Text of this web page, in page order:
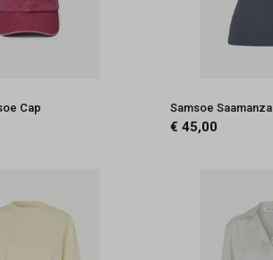
Cap Samsoe Saamanza
€ 45,00